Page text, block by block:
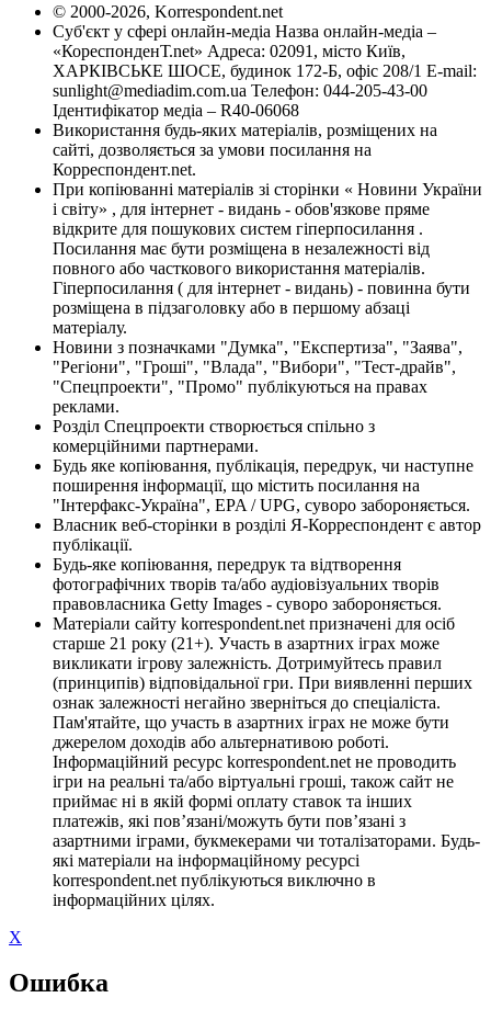
© 2000-2026, Korrespondent.net
Суб'єкт у сфері онлайн-медіа Назва онлайн-медіа –
«КореспонденТ.net» Адреса: 02091, місто Київ,
ХАРКІВСЬКЕ ШОСЕ, будинок 172-Б, офіс 208/1 E-mail:
sunlight@mediadim.com.ua Телефон: 044-205-43-00
Ідентифікатор медіа – R40-06068
Використання будь-яких матеріалів, розміщених на
сайті, дозволяється за умови посилання на
Корреспондент.net.
При копіюванні матеріалів зі сторінки « Новини України
і світу» , для інтернет - видань - обов'язкове пряме
відкрите для пошукових систем гіперпосилання .
Посилання має бути розміщена в незалежності від
повного або часткового використання матеріалів.
Гіперпосилання ( для інтернет - видань) - повинна бути
розміщена в підзаголовку або в першому абзаці
матеріалу.
Новини з позначками "Думка", "Експертиза", "Заява",
"Регіони", "Гроші", "Влада", "Вибори", "Тест-драйв",
"Спецпроекти", "Промо" публікуються на правах
реклами.
Розділ Спецпроекти створюється спільно з
комерційними партнерами.
Будь яке копіювання, публікація, передрук, чи наступне
поширення інформації, що містить посилання на
"Інтерфакс-Україна", EPA / UPG, суворо забороняється.
Власник веб-сторінки в розділі Я-Корреспондент є автор
публікації.
Будь-яке копіювання, передрук та відтворення
фотографічних творів та/або аудіовізуальних творів
правовласника Getty Images - суворо забороняється.
Матеріали сайту korrespondent.net призначені для осіб
старше 21 року (21+). Участь в азартних іграх може
викликати ігрову залежність. Дотримуйтесь правил
(принципів) відповідальної гри. При виявленні перших
ознак залежності негайно зверніться до спеціаліста.
Пам'ятайте, що участь в азартних іграх не може бути
джерелом доходів або альтернативою роботі.
Інформаційний ресурс korrespondent.net не проводить
ігри на реальні та/або віртуальні гроші, також сайт не
приймає ні в якій формі оплату ставок та інших
платежів, які пов’язані/можуть бути пов’язані з
азартними іграми, букмекерами чи тоталізаторами. Будь-
які матеріали на інформаційному ресурсі
korrespondent.net публікуються виключно в
інформаційних цілях.
X
Ошибка